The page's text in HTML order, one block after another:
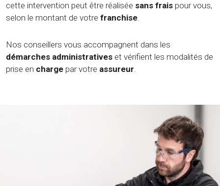
cette intervention peut être réalisée sans frais pour vous,
selon le montant de votre franchise.
Nos conseillers vous accompagnent dans les
démarches administratives et vérifient les modalités de
prise en charge par votre assureur.